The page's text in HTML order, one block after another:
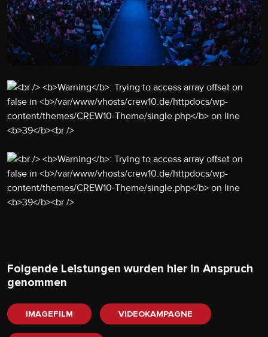
Folgende Leistungen wurden hier in Anspruch
genommen
IMAGEFILM VIDEOKAMPAGNE